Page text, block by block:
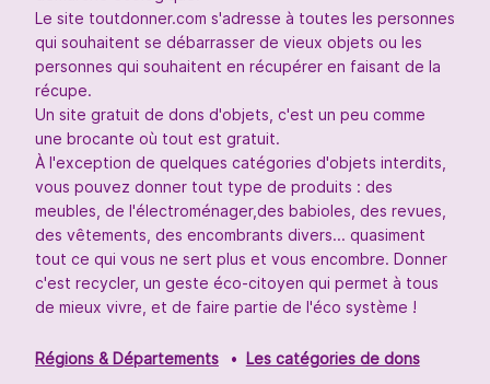
Le site toutdonner.com s'adresse à toutes les personnes
qui souhaitent se débarrasser de vieux objets ou les
personnes qui souhaitent en récupérer en faisant de la
récupe.
Un site gratuit de dons d'objets, c'est un peu comme
une brocante où tout est gratuit.
À l'exception de quelques catégories d'objets interdits,
vous pouvez donner tout type de produits : des
meubles, de l'électroménager,des babioles, des revues,
des vêtements, des encombrants divers... quasiment
tout ce qui vous ne sert plus et vous encombre. Donner
c'est recycler, un geste éco-citoyen qui permet à tous
de mieux vivre, et de faire partie de l'éco système !
Régions & Départements Les catégories de dons